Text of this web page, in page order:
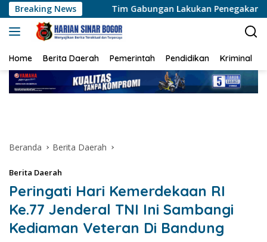
Langsung
ke
konten
Breaking News
Tim Gabungan Lakukan Penegakan Hukum Terhadap DPO
Home Berita Daerah Pemerintah Pendidikan Kriminal
Beranda Berita Daerah
Berita Daerah
Peringati Hari Kemerdekaan RI
Ke.77 Jenderal TNI Ini Sambangi
Kediaman Veteran Di Bandung